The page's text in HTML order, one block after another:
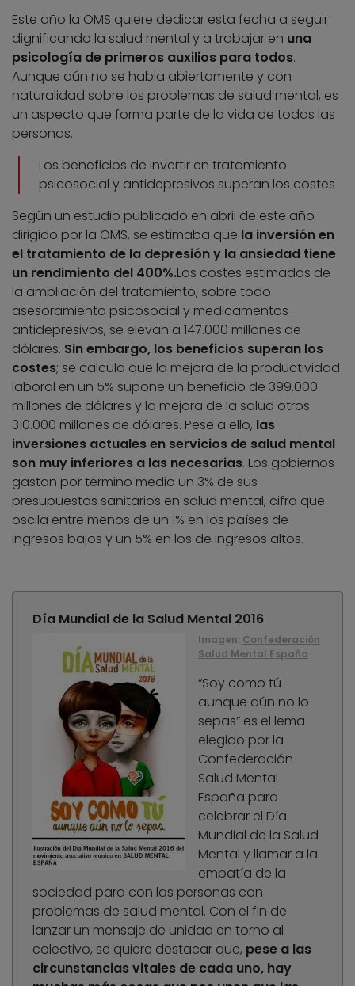
Este año la OMS quiere dedicar esta fecha a seguir
dignificando la salud mental y a trabajar en una
psicología de primeros auxilios para todos.
Aunque aún no se habla abiertamente y con
naturalidad sobre los problemas de salud mental, es
un aspecto que forma parte de la vida de todas las
personas.
Los beneficios de invertir en tratamiento
psicosocial y antidepresivos superan los costes
Según un estudio publicado en abril de este año
dirigido por la OMS, se estimaba que la inversión en
el tratamiento de la depresión y la ansiedad tiene
un rendimiento del 400%.Los costes estimados de
la ampliación del tratamiento, sobre todo
asesoramiento psicosocial y medicamentos
antidepresivos, se elevan a 147.000 millones de
dólares. Sin embargo, los beneficios superan los
costes; se calcula que la mejora de la productividad
laboral en un 5% supone un beneficio de 399.000
millones de dólares y la mejora de la salud otros
310.000 millones de dólares. Pese a ello, las
inversiones actuales en servicios de salud mental
son muy inferiores a las necesarias. Los gobiernos
gastan por término medio un 3% de sus
presupuestos sanitarios en salud mental, cifra que
oscila entre menos de un 1% en los países de
ingresos bajos y un 5% en los de ingresos altos.
Día Mundial de la Salud Mental 2016
Imagen: Confederación
Salud Mental España
“Soy como tú
aunque aún no lo
sepas” es el lema
elegido por la
Confederación
Salud Mental
España para
celebrar el Día
Mundial de la Salud
Mental y llamar a la
empatía de la
sociedad para con las personas con
problemas de salud mental. Con el fin de
lanzar un mensaje de unidad en torno al
colectivo, se quiere destacar que, pese a las
circunstancias vitales de cada uno, hay